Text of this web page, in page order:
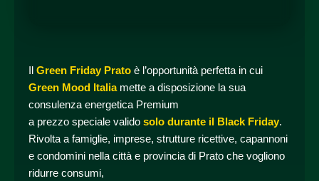
Green Friday Prato è l’opportunità perfetta in cui
Green Mood Italiamette a disposizione la sua
consulenza energetica Premium
a prezzo speciale valido solo durante il Black Friday.
Rivolta a famiglie, imprese, strutture ricettive, capannoni
e condomìni nella città e provincia di Prato che vogliono
ridurre consumi,